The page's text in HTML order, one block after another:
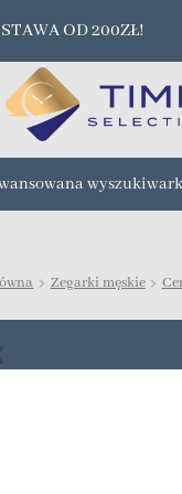
OD 200ZŁ!
Zegarki męskie